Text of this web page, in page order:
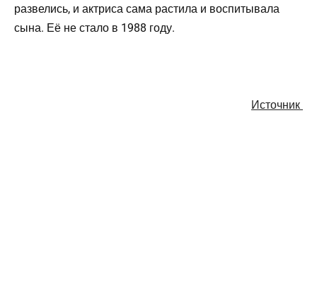
развелись, и актриса сама растила и воспитывала
сына. Её не стало в 1988 году.
Источник